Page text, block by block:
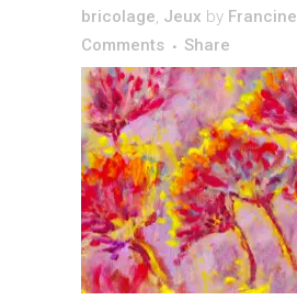
bricolage, Jeux by Francine
Comments
Share